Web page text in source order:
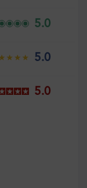
5.0
5.0
5.0